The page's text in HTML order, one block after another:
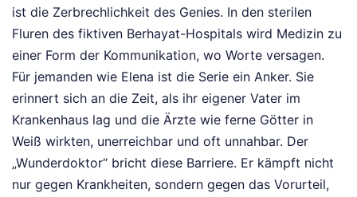
ist die Zerbrechlichkeit des Genies. In den sterilen
Fluren des fiktiven Berhayat-Hospitals wird Medizin zu
einer Form der Kommunikation, wo Worte versagen.
Für jemanden wie Elena ist die Serie ein Anker. Sie
erinnert sich an die Zeit, als ihr eigener Vater im
Krankenhaus lag und die Ärzte wie ferne Götter in
Weiß wirkten, unerreichbar und oft unnahbar. Der
„Wunderdoktor“ bricht diese Barriere. Er kämpft nicht
nur gegen Krankheiten, sondern gegen das Vorurteil,